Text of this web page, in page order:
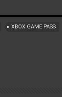
XBOX GAME PASS